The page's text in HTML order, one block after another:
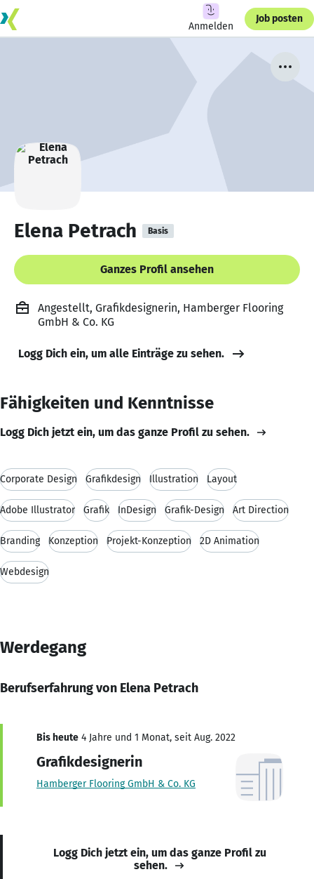
Anmelden
Job posten
Elena Petrach Basis
Ganzes Profil ansehen
Angestellt, Grafikdesignerin, Hamberger Flooring
GmbH & Co. KG
Logg Dich ein, um alle Einträge zu sehen.
Fähigkeiten und Kenntnisse
Logg Dich jetzt ein, um das ganze Profil zu sehen.
Corporate Design Grafikdesign Illustration Layout
Adobe Illustrator Grafik InDesign Grafik-Design Art Direction
Branding Konzeption Projekt-Konzeption 2D Animation
Webdesign
Werdegang
Berufserfahrung von Elena Petrach
Bis heute 4 Jahre und 1 Monat, seit Aug. 2022
Grafikdesignerin
Hamberger Flooring GmbH & Co. KG
Logg Dich jetzt ein, um das ganze Profil zu
sehen.